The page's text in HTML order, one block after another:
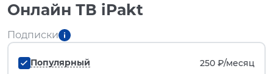
Онлайн ТВ iPakt
Подписки
Популярный 250 ₽/месяц